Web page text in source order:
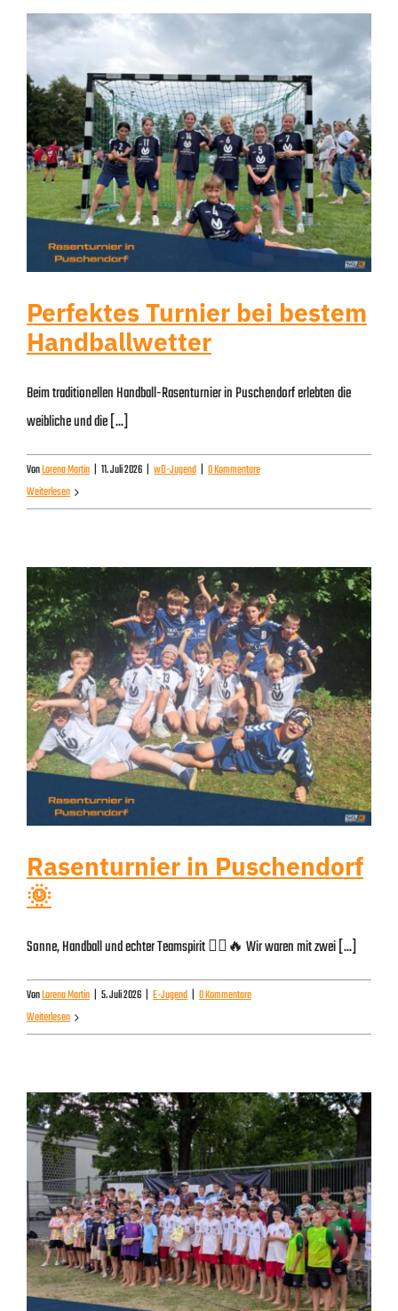
Perfektes Turnier bei bestem
Handballwetter
Beim traditionellen Handball-Rasenturnier in Puschendorf erlebten die
weibliche und die [...]
VonLorena Martin | 11. Juli 2026 | wD-Jugend | 0 Kommentare
Weiterlesen
Rasenturnier in Puschendorf
🌞
Sonne, Handball und echter Teamspirit 🤾‍♂️🔥 Wir waren mit zwei [...]
VonLorena Martin | 5. Juli 2026 | E-Jugend | 0 Kommentare
Weiterlesen